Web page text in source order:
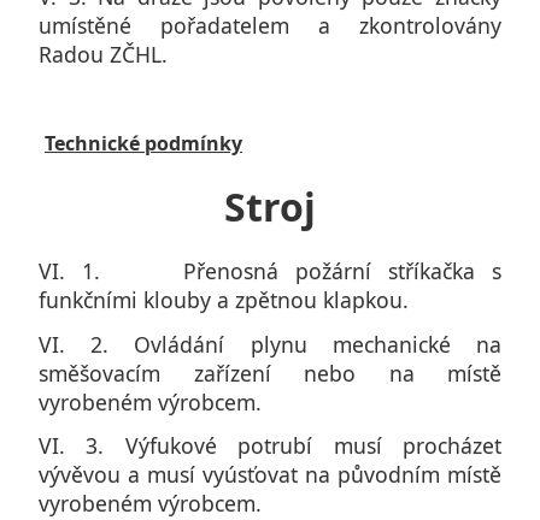
umístěné pořadatelem a zkontrolovány
Radou ZČHL.
Technické podmínky
Stroj
VI. 1. Přenosná požární stříkačka s
funkčními klouby a zpětnou klapkou.
VI. 2. Ovládání plynu mechanické na
směšovacím zařízení nebo na místě
vyrobeném výrobcem.
VI. 3. Výfukové potrubí musí procházet
vývěvou a musí vyúsťovat na původním místě
vyrobeném výrobcem.